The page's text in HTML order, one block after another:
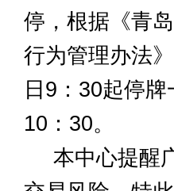
停，根据《青
行为管理办法
日9：30起停
10：30。
本中心提醒